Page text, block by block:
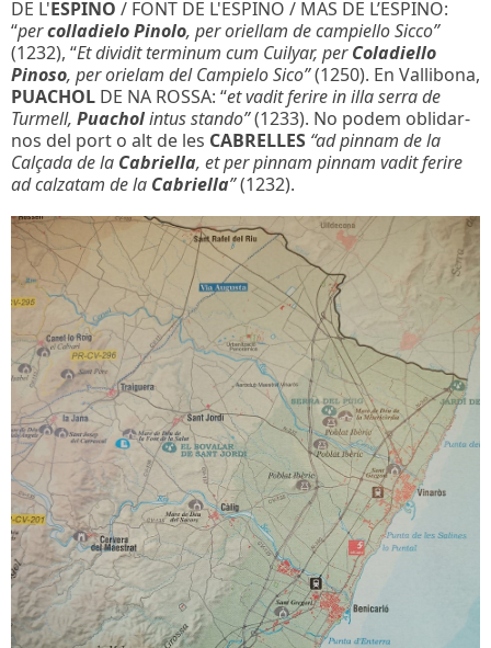
DE L'ESPINO / FONT DE L'ESPINO / MAS DE L’ESPINO:
“percolladielo Pinolo, per oriellam de campiello Sicco”
(1232), “Et dividit terminum cum Cuilyar, perColadiello
Pinoso, per orielam del Campielo Sico”(1250). En Vallibona,
PUACHOL DE NA ROSSA: “et vadit ferire in illa serra de
Turmell, Puacholintus stando”(1233). No podem oblidar-
nos del port o alt de les CABRELLES “ad pinnam de la
Calçada de la Cabriella, et per pinnam pinnam vadit ferire
ad calzatam de la Cabriella”(1232).